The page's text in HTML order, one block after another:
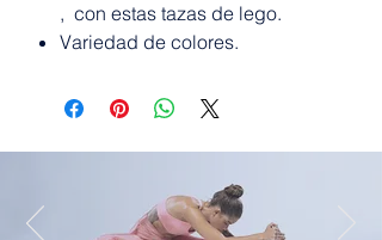
, con estas tazas de lego.
Variedad de colores.